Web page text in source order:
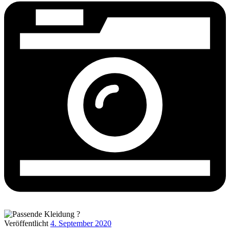
Veröffentlicht 4. September 2020